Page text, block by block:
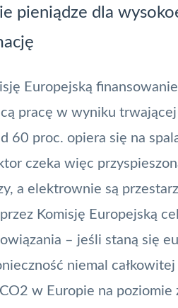
pieniądze dla
Europejską
pracę w wyniku
60 proc. opiera się na
czeka więc
a elektrownie są
Komisję Europejską cel
– jeśli staną się
niemal
w Europie na